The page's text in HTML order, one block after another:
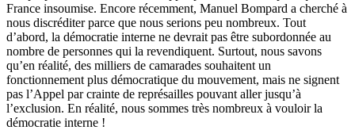
France insoumise. Encore récemment, Manuel Bompard a cherché à
nous discréditer parce que nous serions peu nombreux. Tout
d’abord, la démocratie interne ne devrait pas être subordonnée au
nombre de personnes qui la revendiquent. Surtout, nous savons
qu’en réalité, des milliers de camarades souhaitent un
fonctionnement plus démocratique du mouvement, mais ne signent
pas l’Appel par crainte de représailles pouvant aller jusqu’à
l’exclusion. En réalité, nous sommes très nombreux à vouloir la
démocratie interne !